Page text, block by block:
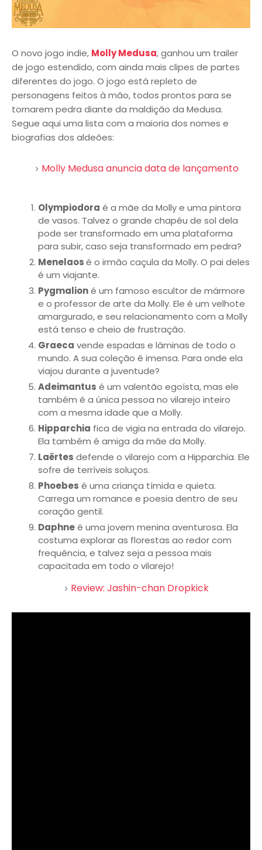
O novo jogo indie, Molly Medusa, ganhou um trailer
de jogo estendido, com ainda mais clipes de partes
diferentes do jogo. O jogo está repleto de
personagens feitos à mão, todos prontos para se
tornarem pedra diante da maldição da Medusa.
Segue aqui uma lista com a maioria dos nomes e
biografias dos aldeões:
Molly Medusa anuncia data de lançamento
Olympiodora é a mãe da Molly e uma pintora
de vasos. Talvez o grande chapéu de sol dela
pode ser transformado em uma plataforma
para subir, caso seja transformado em pedra?
Menelaosé o irmão caçula da Molly. O pai deles
é um viajante.
Pygmalioné um famoso escultor de mármore
e o professor de arte da Molly. Ele é um velhote
amargurado, e seu relacionamento com a Molly
está tenso e cheio de frustração.
Graeca vende espadas e lâminas de todo o
mundo. A sua coleção é imensa. Para onde ela
viajou durante a juventude?
Adeimantus é um valentão egoísta, mas ele
também é a única pessoa no vilarejo inteiro
com a mesma idade que a Molly.
Hipparchia fica de vigia na entrada do vilarejo.
Ela também é amiga da mãe da Molly.
Laërtes defende o vilarejo com a Hipparchia. Ele
sofre de terríveis soluços.
Phoebes é uma criança tímida e quieta.
Carrega um romance e poesia dentro de seu
coração gentil.
Daphneé uma jovem menina aventurosa. Ela
costuma explorar as florestas ao redor com
frequência, e talvez seja a pessoa mais
capacitada em todo o vilarejo!
Review: Jashin-chan Dropkick